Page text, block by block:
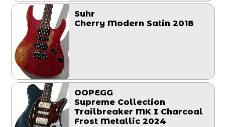
Suhr
Cherry Modern Satin 2018
OOPEGG
Supreme Collection
Trailbreaker MK I Charcoal
Frost Metallic 2024